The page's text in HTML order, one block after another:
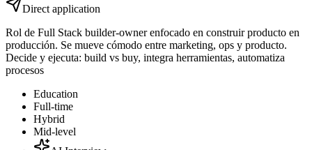
Direct application
Rol de Full Stack builder-owner enfocado en construir producto en
producción. Se mueve cómodo entre marketing, ops y producto.
Decide y ejecuta: build vs buy, integra herramientas, automatiza
procesos
Education
Full-time
Hybrid
Mid-level